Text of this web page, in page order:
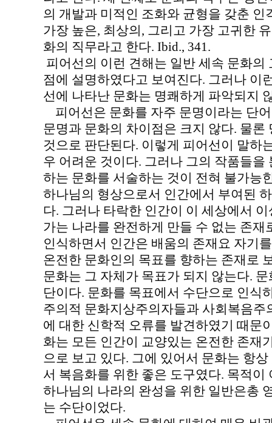
의 개발과 미적인 조화와 균형을 갖춘 인
가장 높은, 최상의, 그리고 가장 고귀한
화의 직무라고 한다. Ibid., 341.
피어선의 이런 견해는 일반 세속 문화의
점에 설명하였다고 보여진다. 그러나 이
선에 나타난 문화는 명쾌하게 파악되지
피어선은 문화를 자주 문명이라는 단
문명과 문화의 차이점은 크지 않다. 물
것으로 판단된다. 이렇게 피어선이 말하
우 어려운 것이다. 그러나 그의 작품들
하는 문화를 서술하는 것이 전혀 불가능
하나님의 형상으로서 인간에서 부여된
다. 그러나 타락한 인간이 이 세상에서
가는 나라를 완전하게 만들 수 없는 존재
인식하면서 인간은 배움의 존재요 자기
온전한 문화인의 목표를 향하는 존재로
문화는 그 자체가 목표가 되지 않는다.
단이다. 문화를 목표에서 수단으로 인식
주의적 문화지상주의자들과 사회복음
에 대한 신학적 오류를 발견하였기 때문
화는 모든 인간이 교양있는 온전한 존재
으로 보고 있다. 그에 있어서 문화는 항
서 복음화를 위한 좋은 도구였다. 목적이
하나님의 나라의 완성을 위한 일반은총
는 수단이었다.